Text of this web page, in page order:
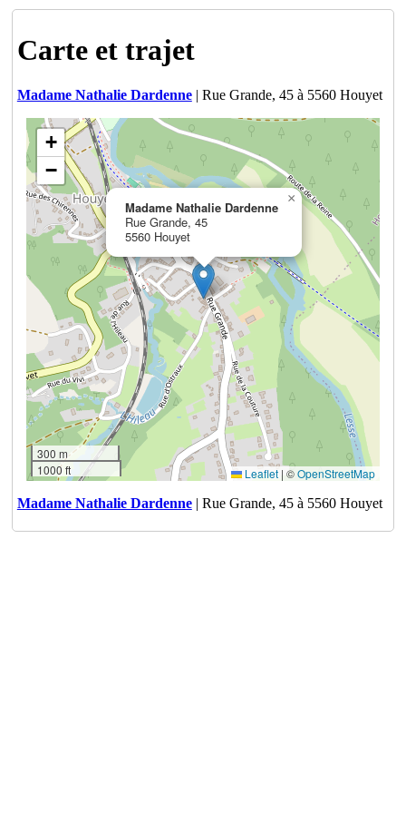
Carte et trajet
Madame Nathalie Dardenne| Rue Grande, 45 à 5560 Houyet
Madame Nathalie Dardenne
Rue Grande, 45
5560 Houyet
×
+
−
300 m
1000 ft
Leaflet | ©OpenStreetMap
Madame Nathalie Dardenne| Rue Grande, 45 à 5560 Houyet